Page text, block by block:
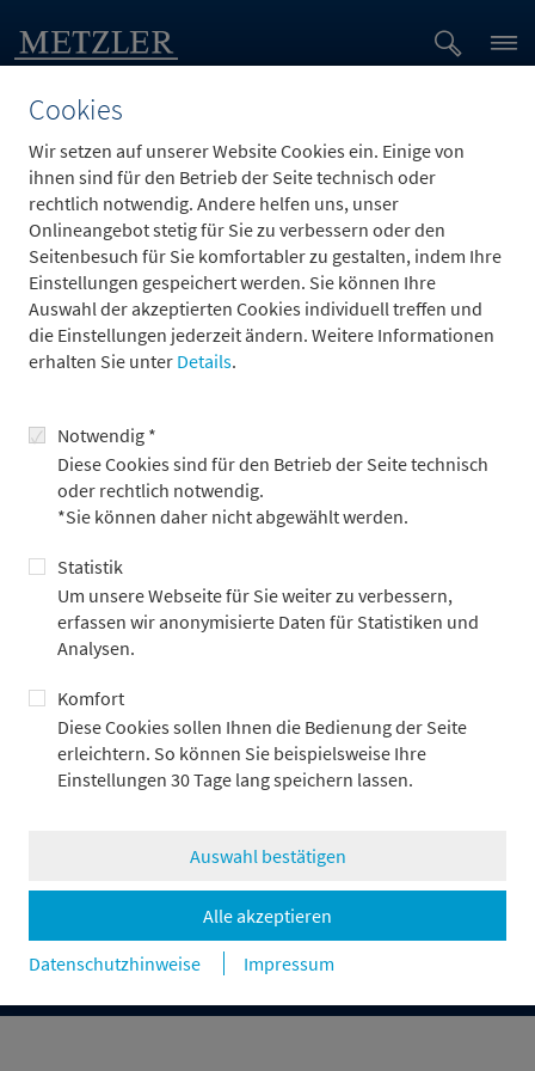
Cookies
Wir setzen auf unserer Website Cookies ein. Einige von
ihnen sind für den Betrieb der Seite technisch oder
rechtlich notwendig. Andere helfen uns, unser
Onlineangebot stetig für Sie zu verbessern oder den
Seitenbesuch für Sie komfortabler zu gestalten, indem Ihre
Einstellungen gespeichert werden. Sie können Ihre
Auswahl der akzeptierten Cookies individuell treffen und
die Einstellungen jederzeit ändern. Weitere Informationen
erhalten Sie unter Details.
Notwendig *
Diese Cookies sind für den Betrieb der Seite technisch
oder rechtlich notwendig.
*Sie können daher nicht abgewählt werden.
Statistik
Um unsere Webseite für Sie weiter zu verbessern,
erfassen wir anonymisierte Daten für Statistiken und
Analysen.
Komfort
Diese Cookies sollen Ihnen die Bedienung der Seite
erleichtern. So können Sie beispielsweise Ihre
Einstellungen 30 Tage lang speichern lassen.
Auswahl bestätigen
Alle akzeptieren
Datenschutzhinweise
Impressum
jobs.job.employmentType.options.
Zum Bewerbungsformular
Bankhaus
Capital Markets
Corporate Finance
Private Banking
Karriere
Datenschutz
Rechtliche Hinweise & Compliance
Cookie-Einstellungen
© Metzler